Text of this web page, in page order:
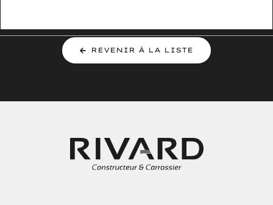
REVENIR À LA LISTE